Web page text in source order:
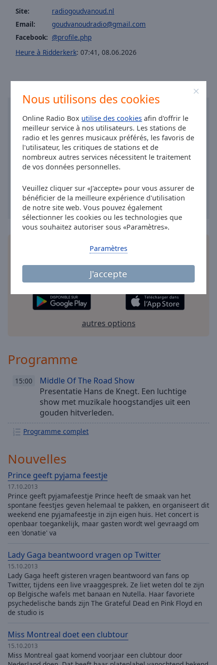
Nous utilisons des cookies
Online Radio Box utilise des cookies afin d'offrir le
meilleur service à nos utilisateurs. Les stations de
radio et les genres musicaux préférés, les favoris de
l'utilisateur, les critiques de stations et de
nombreux autres services nécessitent le traitement
de vos données personnelles.
Veuillez cliquer sur «J'accepte» pour vous assurer de
bénéficier de la meilleure expérience d'utilisation
de notre site web. Vous pouvez également
sélectionner les cookies ou les technologies que
vous souhaitez autoriser sous «Paramètres».
J'accepte
Paramètres
Close
Modal
Site:
radiogoudvanoud.nl
Email:
goudvanoudradio@gmail.com
Facebook: @profile.php
Heure à Ridderkerk: 07:41 , 08.06.2026
l'applicationgratuite Online Radio Box
stations de radio préférées en ligne où que vous
soyez!
autres options
Programme
15:00
Middle Of The Road Show
Presentatie Hans de Knegt. Een luchtige
show met muzikale hoogstandjes uit een
gouden hitverleden.
Programme complet
Nouvelles
Prince geeft pyjama feestje
17.10.2013
Prince geeft pyjamafeestje Prince heeft de smaak van het
spontane feestjes geven helemaal te pakken, en organiseert dit
weekend ene pyjamafeestje in zijn eigen huis. Het concert is
openbaar toegankelijk, maar gasten wordt wel gevraagd om
een 'donatie' va
Lady Gaga beantwoord vragen op Twitter
15.10.2013
Lady Gaga heeft gisteren vragen beantwoord van fans op
Twitter, tijdens een live vraaggesprek. Ze liet weten dol te zijn
op Belgische wafels met banaan en Nutella. Haar favoriete
psychedelische bands zijn The Grateful Dead en Pink Floyd en
de studio is
Miss Montreal doet een clubtour
15.10.2013
Miss Montreal gaat komend voorjaar een clubtour door